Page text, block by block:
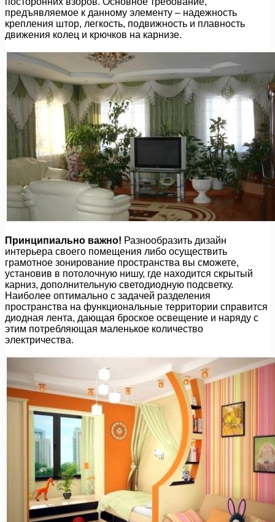
предъявляемое к данному элементу – надежность
крепления штор, легкость, подвижность и плавность
движения колец и крючков на карнизе.
Принципиально важно! Разнообразить дизайн
интерьера своего помещения либо осуществить
грамотное зонирование пространства вы сможете,
установив в потолочную нишу, где находится скрытый
карниз, дополнительную светодиодную подсветку.
Наиболее оптимально с задачей разделения
пространства на функциональные территории справится
диодная лента, дающая броское освещение и наряду с
этим потребляющая маленькое количество
электричества.